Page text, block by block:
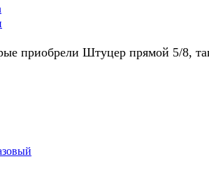
приобрели Штуцер прямой 5/8,